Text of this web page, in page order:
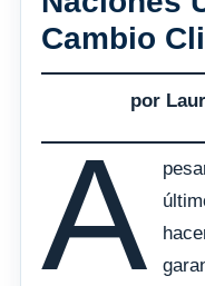
Cambio
por
A